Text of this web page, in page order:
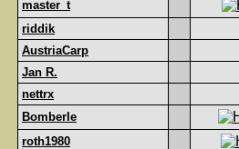
master_t
riddik
AustriaCarp
Jan R.
nettrx
Bomberle
roth1980